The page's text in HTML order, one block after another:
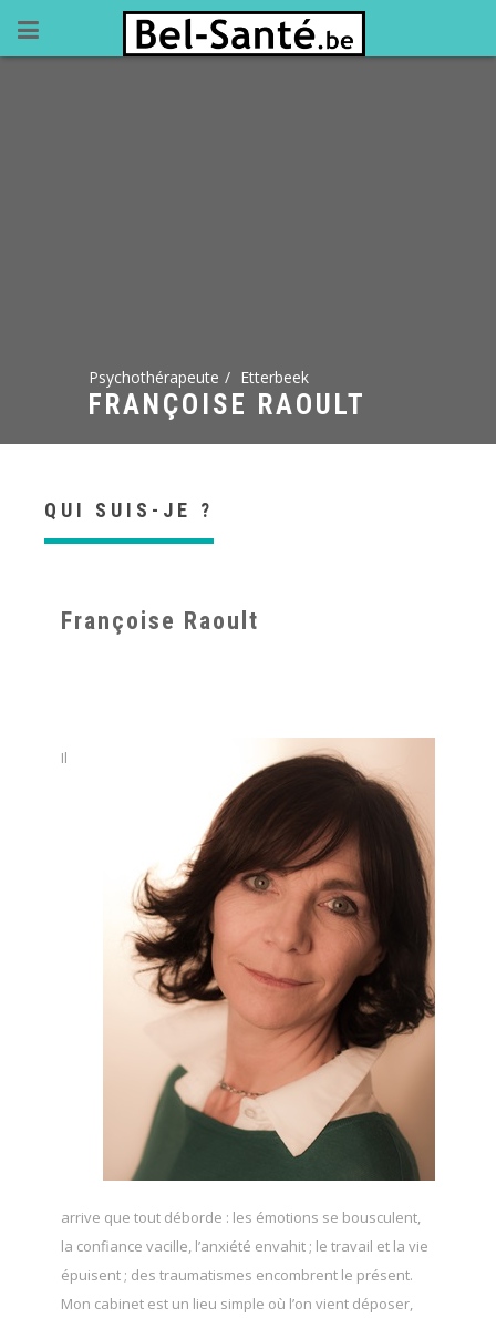
Psychothérapeute Etterbeek
FRANÇOISE RAOULT
QUI SUIS-JE ?
Françoise Raoult
Il
arrive que tout déborde : les émotions se bousculent,
la confiance vacille, l’anxiété envahit ; le travail et la vie
épuisent ; des traumatismes encombrent le présent.
Mon cabinet est un lieu simple où l’on vient déposer,